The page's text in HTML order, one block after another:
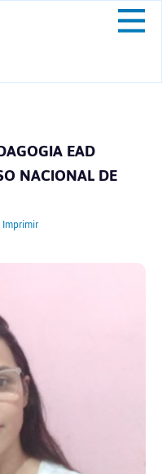
EAD
NACIONAL DE
Imprimir